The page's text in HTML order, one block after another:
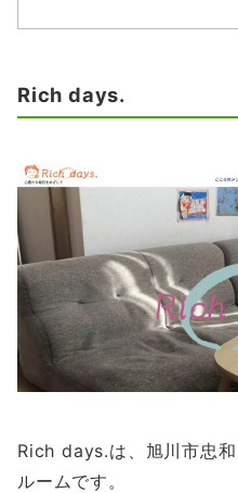
Rich days.
Rich days.は、旭川市忠
ルームです。